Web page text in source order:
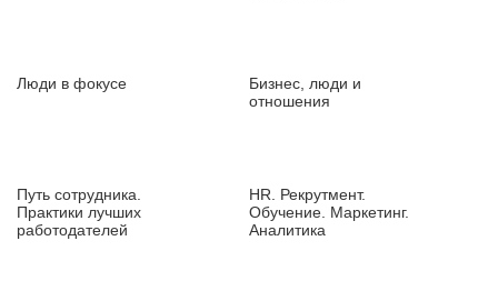
Люди в фокусе
Бизнес, люди и
отношения
Путь сотрудника.
Практики лучших
работодателей
HR. Рекрутмент.
Обучение. Маркетинг.
Аналитика